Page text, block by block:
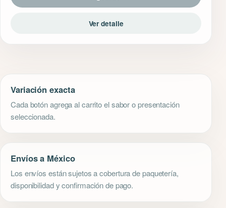
Ver detalle
Variación exacta
Cada botón agrega al carrito el sabor o presentación
seleccionada.
Envíos a México
Los envíos están sujetos a cobertura de paquetería,
disponibilidad y confirmación de pago.